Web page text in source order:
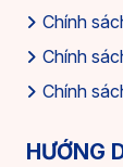
Chính
Chính
Chính
HƯỚNG